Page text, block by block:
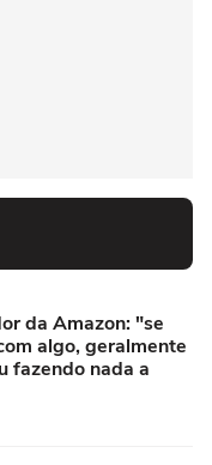
da Amazon: "se
algo, geralmente
fazendo nada a